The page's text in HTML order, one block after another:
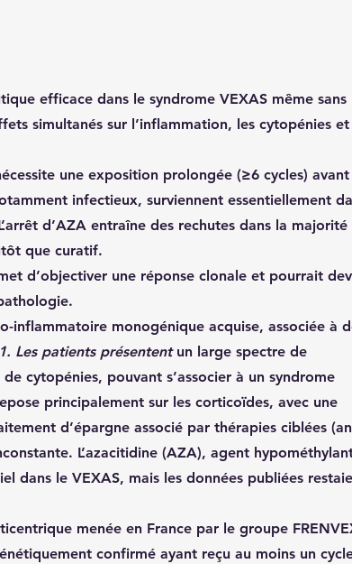
efficace dans le syndrome VEXAS même sans
simultanés sur l’inflammation, les cytopénies
une exposition prolongée (≥6 cycles) avant
infectieux, surviennent essentiellement
d’AZA entraîne des rechutes dans la majorité
que curatif.
d’objectiver une réponse clonale et pourrait
inflammatoire monogénique acquise, associée à
Les patients présentent un large spectre de
cytopénies, pouvant s’associer à un syndrome
principalement sur les corticoïdes, avec une
d’épargne associé par thérapies ciblées
L’azacitidine (AZA), agent
dans le VEXAS, mais les données publiées
menée en France par le groupe
confirmé ayant reçu au moins un